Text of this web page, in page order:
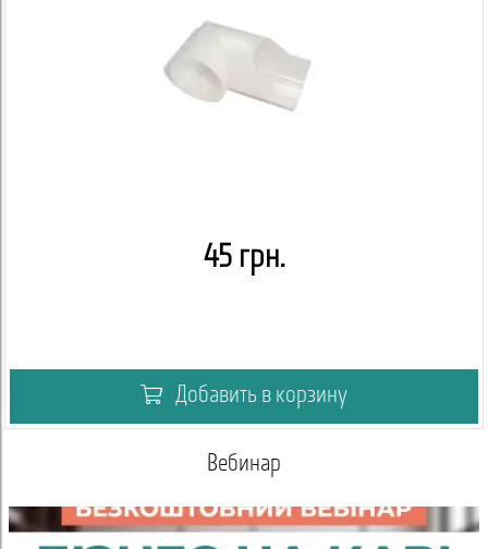
45 грн.
Добавить в корзину
Академия кофейный вендинг